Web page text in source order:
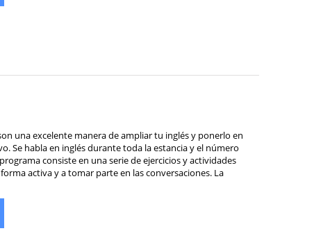
una excelente manera de ampliar tu inglés y ponerlo en
Se habla en inglés durante toda la estancia y el número
consiste en una serie de ejercicios y actividades
activa y a tomar parte en las conversaciones. La